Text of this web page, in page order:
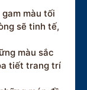
màu tối
sẽ tinh tế,
màu sắc
tiết trang trí